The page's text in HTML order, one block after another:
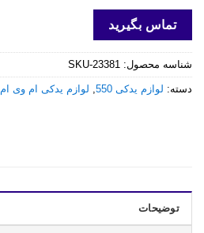
تماس بگیرید
شناسه محصول: SKU-23381
دسته: لوازم یدکی 550 , لوازم یدکی ام وی ام
توضیحات